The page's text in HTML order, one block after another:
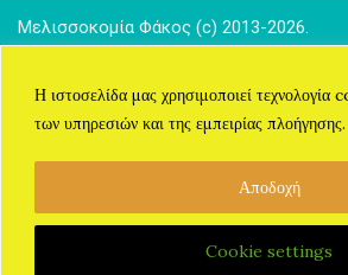
Η ιστοσελίδα μας χρησιμοποιεί τεχνολογία
των υπηρεσιών και της εμπειρίας πλοήγησης.
Cookie settings
Αποδοχή
Μελισσοκομία Φάκος (c) 2013-2026.
Di Restaurant Theme